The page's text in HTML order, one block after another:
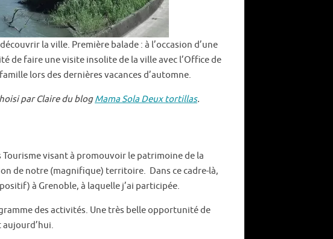
la ville. Première balade : à l’occasion d’une
de faire une visite insolite de la ville avec l’Office de
lors des dernières vacances d’automne.
par Claire du blogMama Sola Deux tortillas.
visant à promouvoir le patrimoine de la
de notre (magnifique) territoire. Dans ce cadre-là,
à Grenoble, à laquelle j’ai participée.
des activités. Une très belle opportunité de
aujourd’hui.